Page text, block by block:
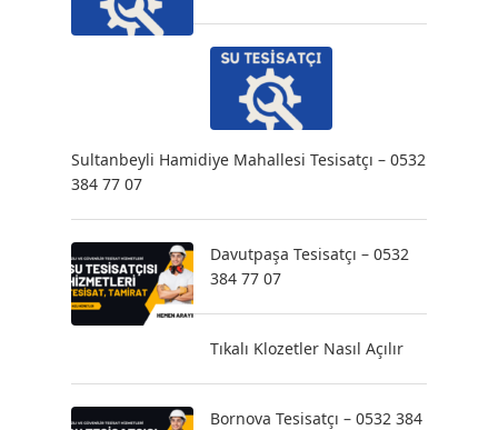
Sultanbeyli Hamidiye Mahallesi Tesisatçı – 0532
384 77 07
Davutpaşa Tesisatçı – 0532
384 77 07
Tıkalı Klozetler Nasıl Açılır
Bornova Tesisatçı – 0532 384